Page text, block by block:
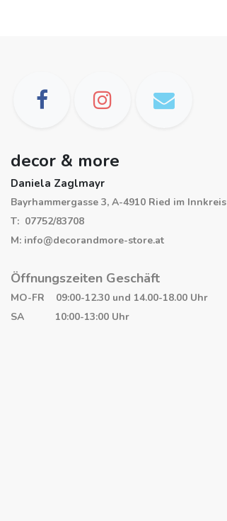
decor & more
Daniela Zaglmayr
Bayrhammergasse 3, A-4910 Ried im Innkreis
T: 07752/83708
M: info@decorandmore-store.at
Öffnungszeiten Geschäft
MO-FR 09:00-12.30 und 14.00-18.00 Uhr
SA 10:00-13:00 Uhr